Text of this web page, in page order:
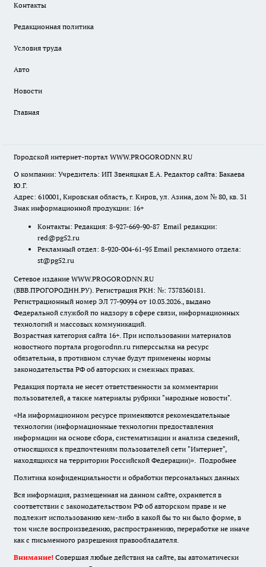
Контакты
Редакционная политика
Условия труда
Авто
Новости
Главная
Городской интернет-портал WWW.PROGORODNN.RU
О компании: Учредитель: ИП Звеняцкая Е.А. Редактор сайта: Бакаева
Ю.Г.
Адрес: 610001, Кировская область, г. Киров, ул. Азина, дом № 80, кв. 31
Знак информационной продукции: 16+
Контакты: Редакция: 8-927-669-90-87 Email редакции:
red@pg52.ru
Рекламный отдел: 8-920-004-61-95 Email рекламного отдела:
st@pg52.ru
Сетевое издание WWW.PROGORODNN.RU
(ВВВ.ПРОГОРОДНН.РУ). Регистрация РКН: №: 7378360181.
Регистрационный номер ЭЛ 77-90994 от 10.03.2026., выдано
Федеральной службой по надзору в сфере связи, информационных
технологий и массовых коммуникаций.
Возрастная категория сайта 16+. При использовании материалов
новостного портала progorodnn.ru гиперссылка на ресурс
обязательна, в противном случае будут применены нормы
законодательства РФ об авторских и смежных правах.
Редакция портала не несет ответственности за комментарии
пользователей, а также материалы рубрики "народные новости".
«На информационном ресурсе применяются рекомендательные
технологии (информационные технологии предоставления
информации на основе сбора, систематизации и анализа сведений,
относящихся к предпочтениям пользователей сети "Интернет",
находящихся на территории Российской Федерации)». Подробнее
Политика конфиденциальности и обработки персональных данных
Вся информация, размещенная на данном сайте, охраняется в
соответствии с законодательством РФ об авторском праве и не
подлежит использованию кем-либо в какой бы то ни было форме, в
том числе воспроизведению, распространению, переработке не иначе
как с письменного разрешения правообладателя.
Внимание! Совершая любые действия на сайте, вы автоматически